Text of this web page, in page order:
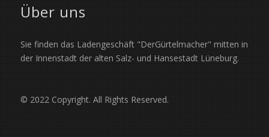
werden
Über uns
Sie finden das Ladengeschäft "DerGürtelmacher" mitten in
der Innenstadt der alten Salz- und Hansestadt Lüneburg.
© 2022 Copyright. All Rights Reserved.